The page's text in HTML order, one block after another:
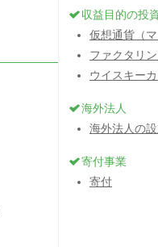
収益目的の投
仮想通貨（マ
ファクタリ
ウイスキーカ
海外法人
海外法人の
寄付事業
寄付